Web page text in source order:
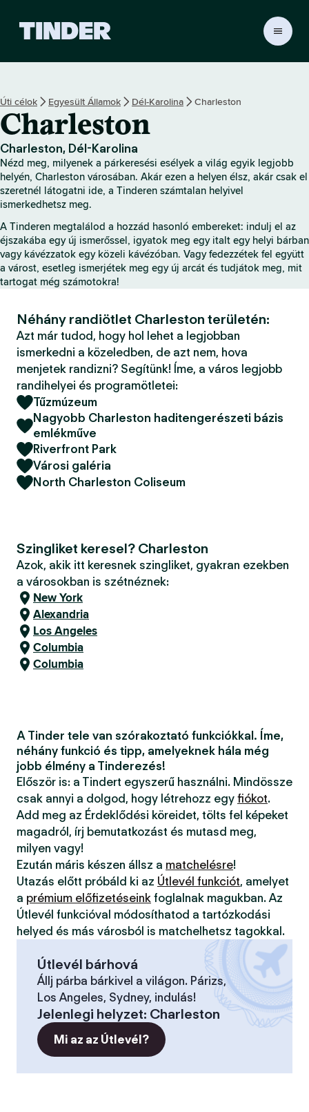
r
K
e
z
d
ő
o
a
l
Úti célok Egyesült Államok Dél-Karolina Charleston
Charleston
Charleston, Dél-Karolina
Nézd meg, milyenek a párkeresési esélyek a világ egyik legjobb
helyén, Charleston városában. Akár ezen a helyen élsz, akár csak el
szeretnél látogatni ide, a Tinderen számtalan helyivel
ismerkedhetsz meg.
A Tinderen megtalálod a hozzád hasonló embereket: indulj el az
éjszakába egy új ismerőssel, igyatok meg egy italt egy helyi bárban
vagy kávézzatok egy közeli kávézóban. Vagy fedezzétek fel együtt
a várost, esetleg ismerjétek meg egy új arcát és tudjátok meg, mit
tartogat még számotokra!
Néhány randiötlet Charleston területén:
Azt már tudod, hogy hol lehet a legjobban
ismerkedni a közeledben, de azt nem, hova
menjetek randizni? Segítünk! Íme, a város legjobb
randihelyei és programötletei:
Tűzmúzeum
Nagyobb Charleston haditengerészeti bázis
emlékműve
Riverfront Park
Városi galéria
North Charleston Coliseum
Szingliket keresel? Charleston
Azok, akik itt keresnek szingliket, gyakran ezekben
a városokban is szétnéznek:
New York
Alexandria
Los Angeles
Columbia
Columbia
A Tinder tele van szórakoztató funkciókkal. Íme,
néhány funkció és tipp, amelyeknek hála még
jobb élmény a Tinderezés!
Először is: a Tindert egyszerű használni. Mindössze
csak annyi a dolgod, hogy létrehozz egy fiókot.
Add meg az Érdeklődési köreidet, tölts fel képeket
magadról, írj bemutatkozást és mutasd meg,
milyen vagy!
Ezután máris készen állsz a matchelésre!
Utazás előtt próbáld ki az Útlevél funkciót, amelyet
a prémium előfizetéseink foglalnak magukban. Az
Útlevél funkcióval módosíthatod a tartózkodási
helyed és más városból is matchelhetsz tagokkal.
Útlevél bárhová
Állj párba bárkivel a világon. Párizs,
Los Angeles, Sydney, indulás!
Jelenlegi helyzet: Charleston
Mi az az Útlevél?